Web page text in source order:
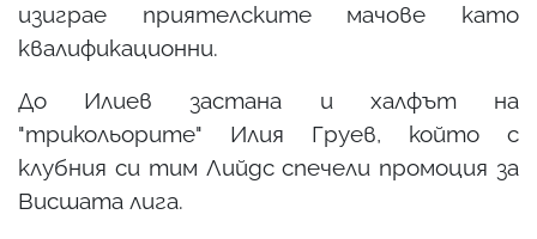
изиграе приятелските мачове като
квалификационни.
До Илиев застана и халфът на
"трикольорите" Илия Груев, който с
клубния си тим Лийдс спечели промоция за
Висшата лига.